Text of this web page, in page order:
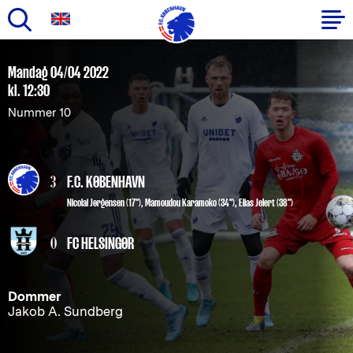
til
hovedindhold
Primær
navigation
Mandag 04/04 2022
kl. 12:30
Nummer 10
3 F.C. KØBENHAVN
Nicolai Jørgensen(17"),Mamoudou Karamoko(34"),Elias Jelert(38")
0 FC HELSINGØR
Dommer
Jakob A. Sundberg